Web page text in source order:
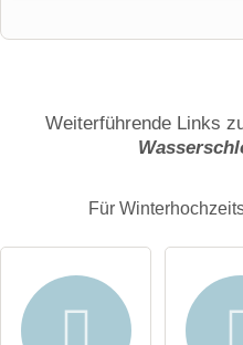
E-Mail-Adresse (wird nicht
Weiterführende Links
Für